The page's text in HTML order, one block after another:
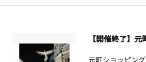
元町ショッピン